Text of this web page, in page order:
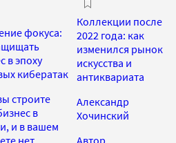
фокуса:
в эпоху
кибератак
строите
в
и в вашем
нет
Коллекции после
2022 года: как
изменился рынок
искусства и
антиквариата
Александр
Хочинский
Автор